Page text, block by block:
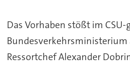
Das Vorhaben stößt im
Bundesverkehrsministerium
Ressortchef Alexander